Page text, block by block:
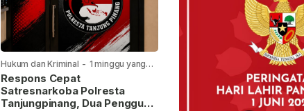
Hukum dan Kriminal - 1 minggu yang
lalu
Respons Cepat
Satresnarkoba Polresta
Tanjungpinang, Dua Pengguna